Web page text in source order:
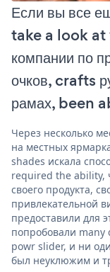
Если вы все
take a look at
компании по
очков, crafts
рамах, been
Через несколько
на местных
shades искала
required the ability,
своего продукта,
привлекательной
предоставили для
попробовали
powr slider, и ни
был неуклюжим и